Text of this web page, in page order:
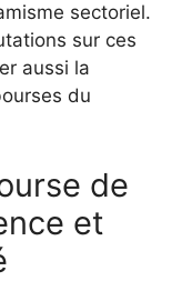
sectoriel.
sur ces
aussi la
du
de
et